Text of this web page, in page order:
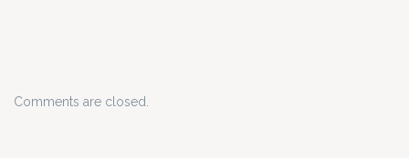
Comments are closed.